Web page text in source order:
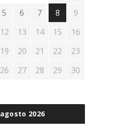
agosto 2026
5 6 7 8
9
12 13 14 15
16
19 20 21 22
23
26 27 28 29
30